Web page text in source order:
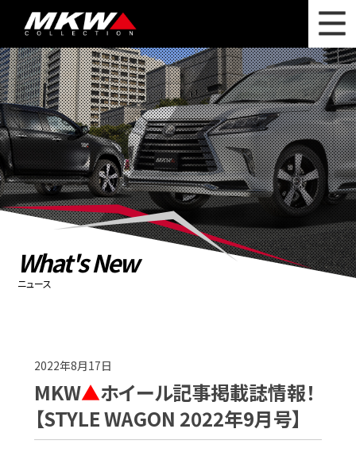
WHAT'S NEW ニュース
WHEEL LINEUP ホイールラインナップ
OTHER PRODUCT 関連製品
PHOTO GALLERY フォトギャラリー
カタログ請求
PRIVACY POLICY 個人情報保護方針
What's New
ニュース
2022年8月17日
MKW▲ホイール記事掲載誌情報！
【STYLE WAGON 2022年9月号】